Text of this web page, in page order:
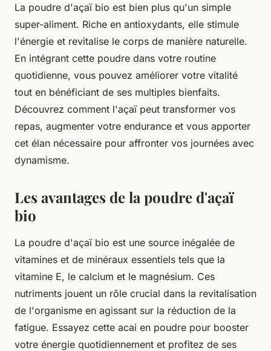
La poudre d'açaï bio est bien plus qu'un simple
super-aliment. Riche en antioxydants, elle stimule
l'énergie et revitalise le corps de manière naturelle.
En intégrant cette poudre dans votre routine
quotidienne, vous pouvez améliorer votre vitalité
tout en bénéficiant de ses multiples bienfaits.
Découvrez comment l'açaï peut transformer vos
repas, augmenter votre endurance et vous apporter
cet élan nécessaire pour affronter vos journées avec
dynamisme.
Les avantages de la poudre d'açaï
bio
La poudre d'açaï bio est une source inégalée de
vitamines et de minéraux essentiels tels que la
vitamine E, le calcium et le magnésium. Ces
nutriments jouent un rôle crucial dans la revitalisation
de l'organisme en agissant sur la réduction de la
fatigue. Essayez cette acai en poudre pour booster
votre énergie quotidiennement et profitez de ses